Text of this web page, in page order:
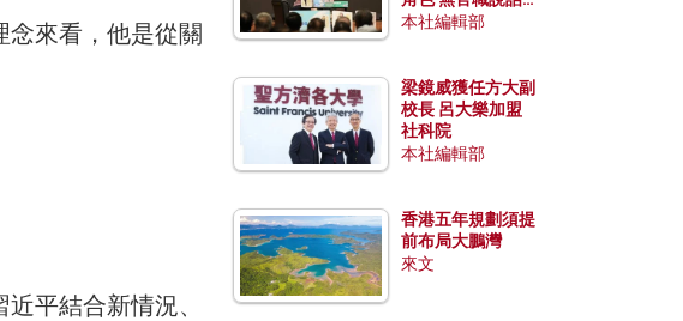
念來看，他是從關
平結合新情況、
包袱少
本社編輯部
梁鏡威獲任方大副
校長 呂大樂加盟
社科院
本社編輯部
香港五年規劃須提
前布局大鵬灣
來文